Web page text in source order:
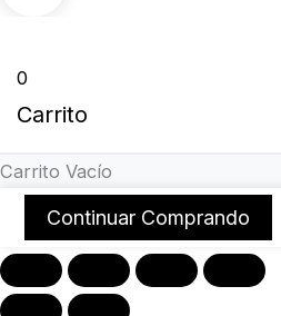
0
Carrito
Carrito Vacío
Continuar Comprando